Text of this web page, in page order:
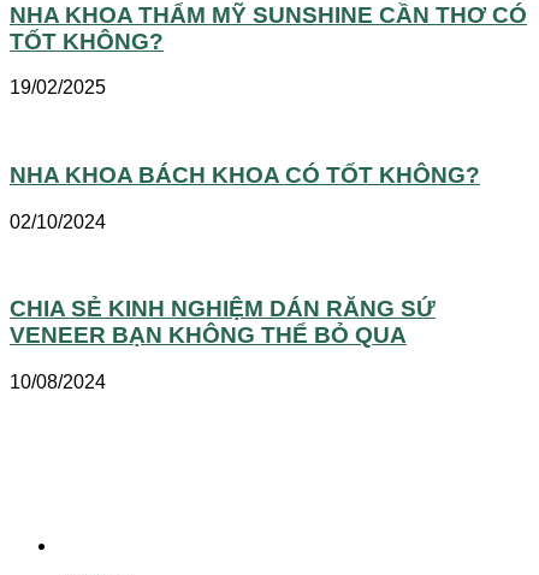
NHA KHOA THẨM MỸ SUNSHINE CẦN THƠ CÓ
TỐT KHÔNG?
19/02/2025
NHA KHOA BÁCH KHOA CÓ TỐT KHÔNG?
02/10/2024
CHIA SẺ KINH NGHIỆM DÁN RĂNG SỨ
VENEER BẠN KHÔNG THỂ BỎ QUA
10/08/2024